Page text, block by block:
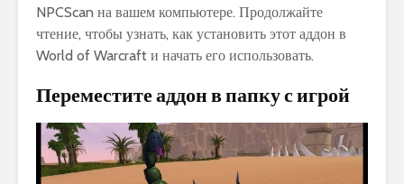
NPCScan на вашем компьютере. Продолжайте
чтение, чтобы узнать, как установить этот аддон в
World of Warcraft и начать его использовать.
Переместите аддон в папку с игрой